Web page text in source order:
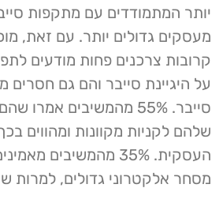
יותר המתמודדים עם מתקפות
מעסקים גדולים יותר. עם זאת,
קרובות צרכנים פחות מודעים
על היגיינת סייבר והם גם
סייבר. 55% מהמשיבים
שלהם לקניות מקוונות ומהווים
העסקית. 35%
מסחר אלקטרוני גדולים,